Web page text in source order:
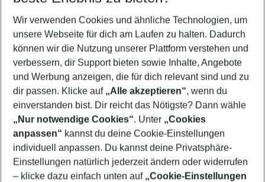
2 Erwachsene Keine Kinder
Mehr Filter anzeigen
Footer
Footer navigation
Über uns
AGB
Wir verwenden Cookies und ähnliche Technologien, um
unsere Webseite für dich am Laufen zu halten. Dadurch
können wir die Nutzung unserer Plattform verstehen und
verbessern, dir Support bieten sowie Inhalte, Angebote
und Werbung anzeigen, die für dich relevant sind und zu
dir passen. Klicke auf „Alle akzeptieren“, wenn du
einverstanden bist. Dir reicht das Nötigste? Dann wähle
„Nur notwendige Cookies“. Unter „Cookies
anpassen“ kannst du deine Cookie-Einstellungen
individuell anpassen. Du kannst deine Privatsphäre-
Einstellungen natürlich jederzeit ändern oder widerrufen
– klicke dazu einfach unten auf „Cookie-Einstellungen